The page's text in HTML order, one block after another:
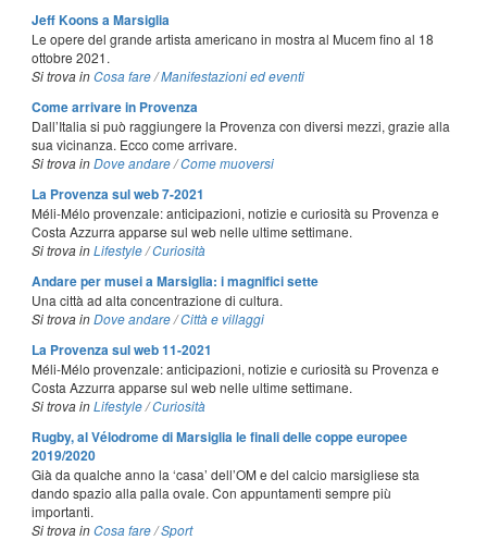
Jeff Koons a Marsiglia
Le opere del grande artista americano in mostra al Mucem fino al 18
ottobre 2021.
Si trova in Cosa fare /Manifestazioni ed eventi
Come arrivare in Provenza
Dall’Italia si può raggiungere la Provenza con diversi mezzi, grazie alla
sua vicinanza. Ecco come arrivare.
Si trova in Dove andare /Come muoversi
La Provenza sul web 7-2021
Méli-Mélo provenzale: anticipazioni, notizie e curiosità su Provenza e
Costa Azzurra apparse sul web nelle ultime settimane.
Si trova in Lifestyle /Curiosità
Andare per musei a Marsiglia: i magnifici sette
Una città ad alta concentrazione di cultura.
Si trova in Dove andare /Città e villaggi
La Provenza sul web 11-2021
Méli-Mélo provenzale: anticipazioni, notizie e curiosità su Provenza e
Costa Azzurra apparse sul web nelle ultime settimane.
Si trova in Lifestyle /Curiosità
Rugby, al Vélodrome di Marsiglia le finali delle coppe europee
2019/2020
Già da qualche anno la ‘casa’ dell’OM e del calcio marsigliese sta
dando spazio alla palla ovale. Con appuntamenti sempre più
importanti.
Si trova in Cosa fare /Sport